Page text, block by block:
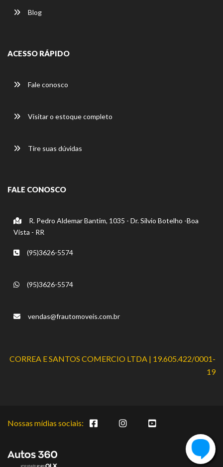
Blog
ACESSO RÁPIDO
Fale conosco
Visitar o estoque completo
Tire suas dúvidas
FALE CONOSCO
R. Pedro Aldemar Bantim, 1035 - Dr. Silvio Botelho -Boa
Vista - RR
(95)3626-5574
(95)3626-5574
vendas@frautomoveis.com.br
CORREA E SANTOS COMERCIO LTDA | 19.605.422/0001-
19
Nossas mídias sociais: